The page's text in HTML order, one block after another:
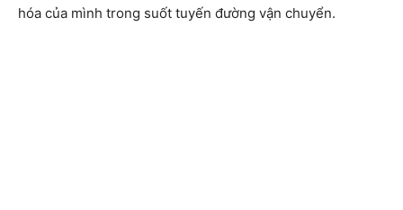
hóa của mình trong suốt tuyến đường vận chuyển.